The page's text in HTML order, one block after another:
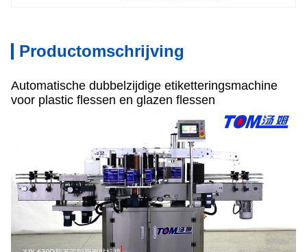
Productomschrijving
Automatische dubbelzijdige etiketteringsmachine
voor plastic flessen en glazen flessen